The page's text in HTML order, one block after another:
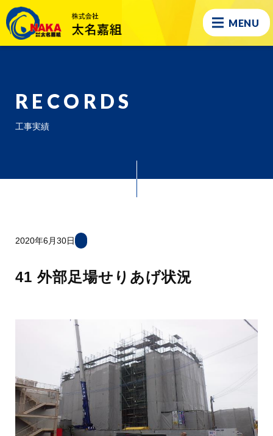
MENU
RECORDS
工事実績
2020年6月30日
41 外部足場せりあげ状況